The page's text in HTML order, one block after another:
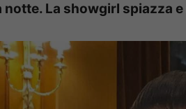
La showgirl spiazza e